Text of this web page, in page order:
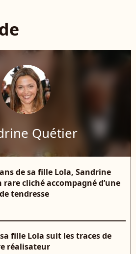
Quétier
de sa fille Lola, Sandrine
cliché accompagné d’une
tendresse
fille Lola suit les traces de
réalisateur